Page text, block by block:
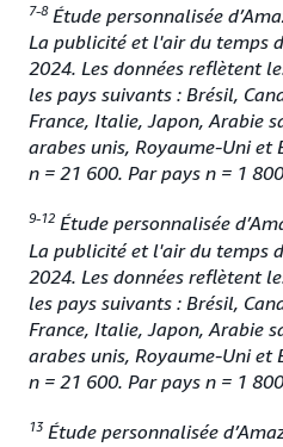
7-8Étude personnalisée
La publicité et l'air du temps
2024. Les données reflètent
les pays suivants : Brésil,
France, Italie, Japon, Arabie
arabes unis, Royaume-Uni et
n = 21 600. Par pays n = 1
9-12 Étude personnalisée
La publicité et l'air du temps
2024. Les données reflètent
les pays suivants : Brésil,
France, Italie, Japon, Arabie
arabes unis, Royaume-Uni et
n = 21 600. Par pays n = 1
13 Étude personnalisée